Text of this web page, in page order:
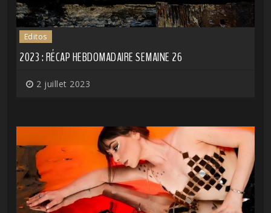
Editos
2023 : RÉCAP HEBDOMADAIRE SEMAINE 26
2 juillet 2023